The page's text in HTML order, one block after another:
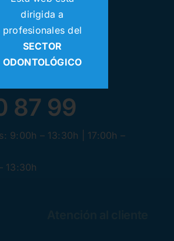
¡Llamanos!
87 99
9:00h – 13:30h | 17:00h –
13:30h
dirigida a
profesionales del
SECTOR
ODONTOLÓGICO